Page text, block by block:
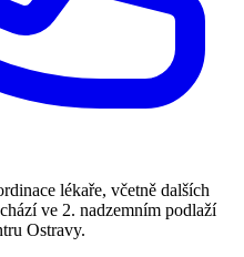
lékaře, včetně dalších
ve 2. nadzemním podlaží
Ostravy.